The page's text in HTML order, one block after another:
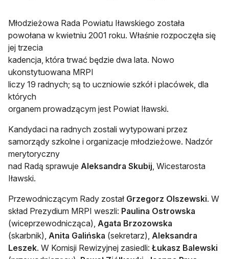
Młodzieżowa Rada Powiatu Iławskiego została
powołana w kwietniu 2001 roku. Właśnie rozpoczęła się
jej trzecia
kadencja, która trwać będzie dwa lata. Nowo
ukonstytuowana MRPI
liczy 19 radnych; są to uczniowie szkół i placówek, dla
których
organem prowadzącym jest Powiat Iławski.
Kandydaci na radnych zostali wytypowani przez
samorządy szkolne i organizacje młodzieżowe. Nadzór
merytoryczny
nad Radą sprawuje Aleksandra Skubij, Wicestarosta
Iławski.
Przewodniczącym Rady został Grzegorz Olszewski. W
skład Prezydium MRPI weszli: Paulina Ostrowska
(wiceprzewodnicząca), Agata Brzozowska
(skarbnik), Anita Galińska (sekretarz), Aleksandra
Leszek. W Komisji Rewizyjnej zasiedli: Łukasz Balewski